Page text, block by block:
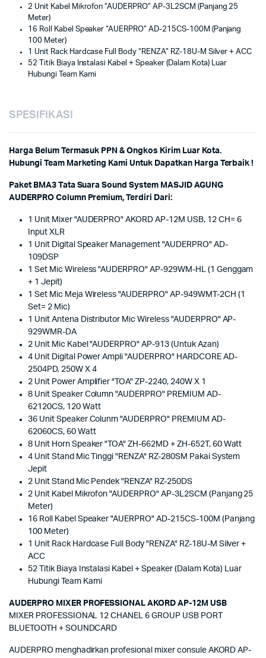
2 Unit Kabel Mikrofon “AUDERPRO” AP-3L2SCM (Panjang 25
Meter)
16 Roll Kabel Speaker “AUERPRO” AD-215CS-100M (Panjang
100 Meter)
1 Unit Rack Hardcase Full Body “RENZA” RZ-18U-M Silver + ACC
52 Titik Biaya Instalasi Kabel + Speaker (Dalam Kota) Luar
Hubungi Team Kami
SPESIFIKASI
Harga Belum Termasuk PPN & Ongkos Kirim Luar Kota.
Hubungi Team Marketing Kami Untuk Dapatkan Harga Terbaik !
Paket BMA3 Tata Suara Sound System MASJID AGUNG
AUDERPRO Column Premium, Terdiri Dari:
1 Unit Mixer "AUDERPRO" AKORD AP-12M USB, 12 CH= 6
Input XLR
1 Unit Digital Speaker Management "AUDERPRO" AD-
109DSP
1 Set Mic Wireless "AUDERPRO" AP-929WM-HL (1 Genggam
+ 1 Jepit)
1 Set Mic Meja Wireless "AUDERPRO" AP-949WMT-2CH (1
Set= 2 Mic)
1 Unit Antena Distributor Mic Wireless "AUDERPRO" AP-
929WMR-DA
2 Unit Mic Kabel "AUDERPRO" AP-913 (Untuk Azan)
4 Unit Digital Power Ampli "AUDERPRO" HARDCORE AD-
2504PD, 250W X 4
2 Unit Power Amplifier "TOA" ZP-2240, 240W X 1
8 Unit Speaker Column "AUDERPRO" PREMIUM AD-
62120CS, 120 Watt
36 Unit Speaker Colunm "AUDERPRO" PREMIUM AD-
62060CS, 60 Watt
8 Unit Horn Speaker "TOA" ZH-662MD + ZH-652T, 60 Watt
4 Unit Stand Mic Tinggi "RENZA" RZ-280SM Pakai System
Jepit
2 Unit Stand Mic Pendek "RENZA" RZ-250DS
2 Unit Kabel Mikrofon "AUDERPRO" AP-3L2SCM (Panjang 25
Meter)
16 Roll Kabel Speaker "AUERPRO" AD-215CS-100M (Panjang
100 Meter)
1 Unit Rack Hardcase Full Body "RENZA" RZ-18U-M Silver +
ACC
52 Titik Biaya Instalasi Kabel + Speaker (Dalam Kota) Luar
Hubungi Team Kami
AUDERPRO MIXER PROFESSIONAL AKORD AP-12M USB
MIXER PROFESSIONAL 12 CHANEL 6 GROUP USB PORT
BLUETOOTH + SOUNDCARD
AUDERPRO menghadirkan profesional mixer consule AKORD AP-